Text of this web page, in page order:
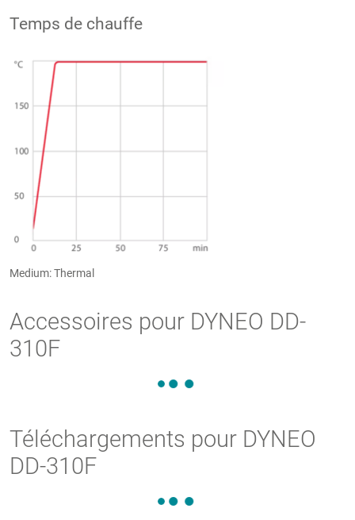
Temps de chauffe
Medium: Thermal
Accessoires pour DYNEO DD-
310F
Téléchargements pour DYNEO
DD-310F